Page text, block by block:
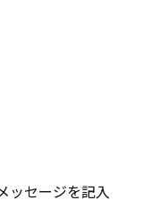
ッセージを記入